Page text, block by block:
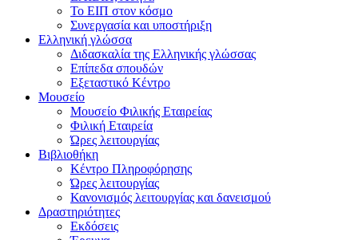
Το ΕΙΠ στον κόσμο
Συνεργασία και υποστήριξη
Ελληνική γλώσσα
Διδασκαλία της Ελληνικής γλώσσας
Επίπεδα σπουδών
Εξεταστικό Κέντρο
Μουσείο
Μουσείο Φιλικής Εταιρείας
Φιλική Εταιρεία
Ώρες λειτουργίας
Βιβλιοθήκη
Κέντρο Πληροφόρησης
Ώρες λειτουργίας
Κανονισμός λειτουργίας και δανεισμού
Δραστηριότητες
Εκδόσεις